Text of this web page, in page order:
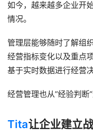
如今，越来越多企业开
情况。
管理层能够随时了解组
经营指标变化以及重点
基于实时数据进行经营决
经营管理也从”经验判断
Tita让企业建立